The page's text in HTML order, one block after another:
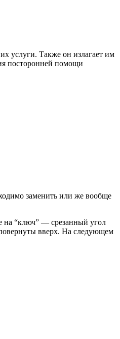
услуги. Также он излагает им
посторонней помощи
заменить или же вообще
на “ключ” — срезанный угол
вверх. На следующем